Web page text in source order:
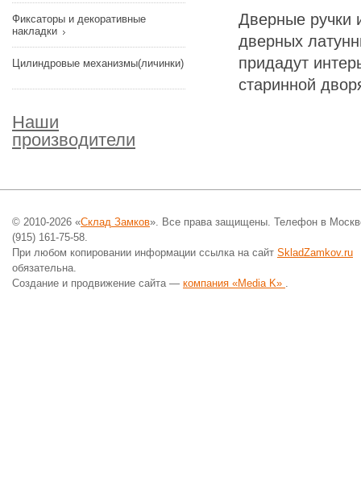
Фиксаторы и декоративные
накладки
Цилиндровые механизмы(личинки)
Наши
производители
Дверные ручки
дверных
придадут
старинной
© 2010-2026 «Склад Замков». Все права защищены. Телефон в
(915) 161-75-58.
При любом копировании информации ссылка на сайт SkladZamkov.ru
обязательна.
Создание и продвижение сайта — компания «Media K» .